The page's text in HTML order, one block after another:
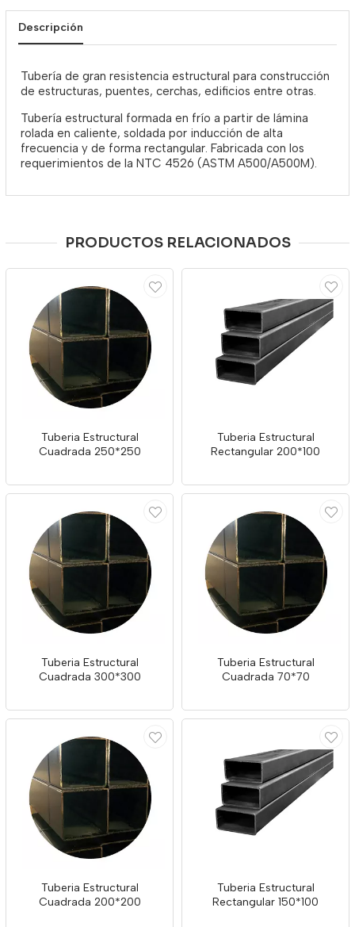
Descripción
Tubería de gran resistencia estructural para construcción
de estructuras, puentes, cerchas, edificios entre otras.
Tubería estructural formada en frío a partir de lámina
rolada en caliente, soldada por inducción de alta
frecuencia y de forma rectangular. Fabricada con los
requerimientos de la NTC 4526 (ASTM A500/A500M).
PRODUCTOS RELACIONADOS
Tuberia Estructural
Cuadrada 250*250
Tuberia Estructural
Rectangular 200*100
Tuberia Estructural
Cuadrada 300*300
Tuberia Estructural
Cuadrada 70*70
Tuberia Estructural
Cuadrada 200*200
Tuberia Estructural
Rectangular 150*100